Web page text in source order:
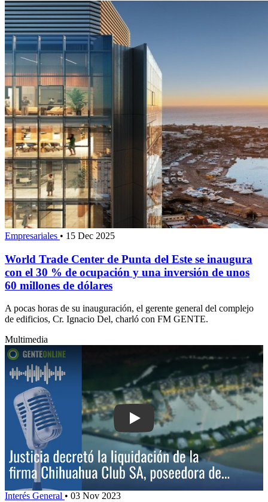
Empresariales • 15 Dec 2025
World Trade Center de Punta del Este se inaugura
con el 30 % de ocupación y una inversión de unos
60 millones de dólares
A pocas horas de su inauguración, el gerente general del complejo
de edificios, Cr. Ignacio Del, charló con FM GENTE.
Multimedia
Play: Justicia decretó la liquidación
Interés General • 03 Nov 2023